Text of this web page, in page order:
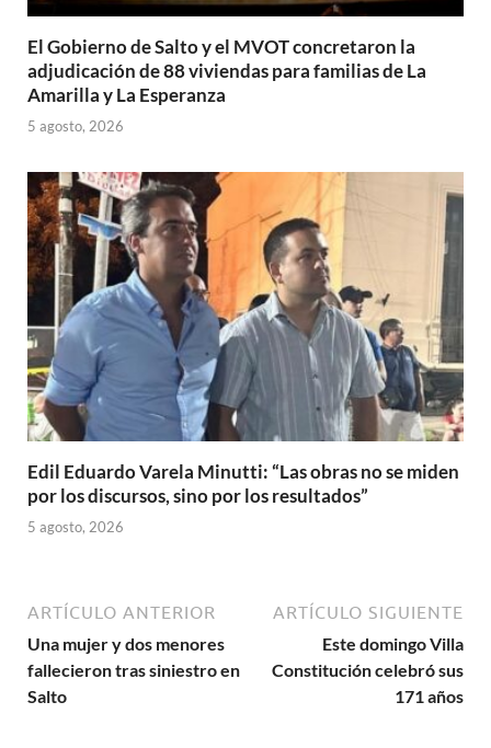
El Gobierno de Salto y el MVOT concretaron la
adjudicación de 88 viviendas para familias de La
Amarilla y La Esperanza
5 agosto, 2026
Edil Eduardo Varela Minutti: “Las obras no se miden
por los discursos, sino por los resultados”
5 agosto, 2026
ARTÍCULO ANTERIOR
Una mujer y dos menores
fallecieron tras siniestro en
Salto
ARTÍCULO SIGUIENTE
Este domingo Villa
Constitución celebró sus
171 años